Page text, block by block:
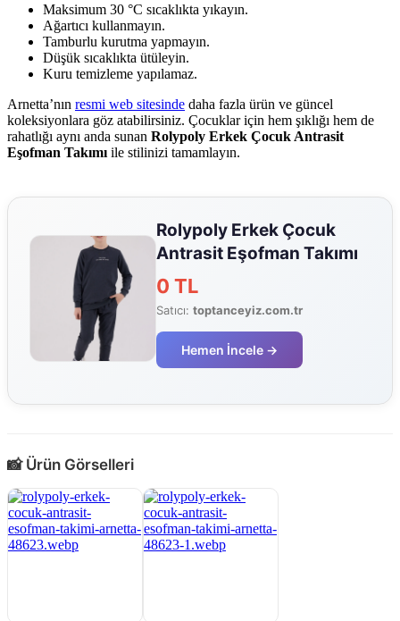
Maksimum 30 °C sıcaklıkta yıkayın.
Ağartıcı kullanmayın.
Tamburlu kurutma yapmayın.
Düşük sıcaklıkta ütüleyin.
Kuru temizleme yapılamaz.
Arnetta’nın resmi web sitesinde daha fazla ürün ve güncel
koleksiyonlara göz atabilirsiniz. Çocuklar için hem şıklığı hem de
rahatlığı aynı anda sunan Rolypoly Erkek Çocuk Antrasit
Eşofman Takımı ile stilinizi tamamlayın.
Rolypoly Erkek Çocuk
Antrasit Eşofman Takımı
0 TL
Satıcı: toptanceyiz.com.tr
Hemen İncele →
📸 Ürün Görselleri